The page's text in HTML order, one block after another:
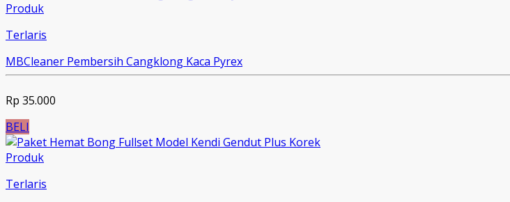
Produk
Terlaris
MBCleaner Pembersih Cangklong Kaca Pyrex
Rp 35.000
BELI
Produk
Terlaris